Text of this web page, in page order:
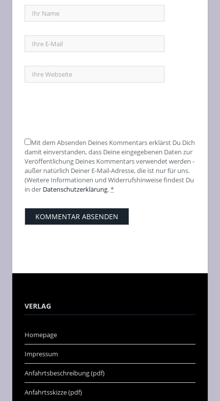
Mit dem Absenden Deines Kommentars erklärst Du Dich
damit einverstanden, dass Deine eingegebenen Daten zur
Veröffentlichung Deines Kommentars verwendet werden -
außer natürlich Deiner E-Mail-Adresse, die ist nur für uns.
(Weitere Informationen und Widerrufshinweise findest Du
in der Datenschutzerklärung.*
VERLAG
Homepage
Impressum
Anfahrtsbeschreibung (pdf)
Anfahrtsskizze (pdf)